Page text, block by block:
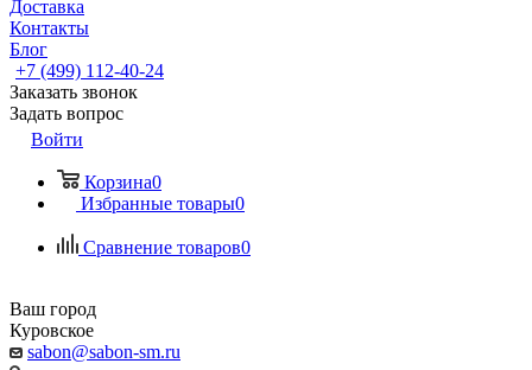
Доставка
Контакты
Блог
+7 (499) 112-40-24
Заказать звонок
Задать вопрос
Войти
Корзина0
Избранные товары0
Сравнение товаров0
Ваш город
Куровское
sabon@sabon-sm.ru